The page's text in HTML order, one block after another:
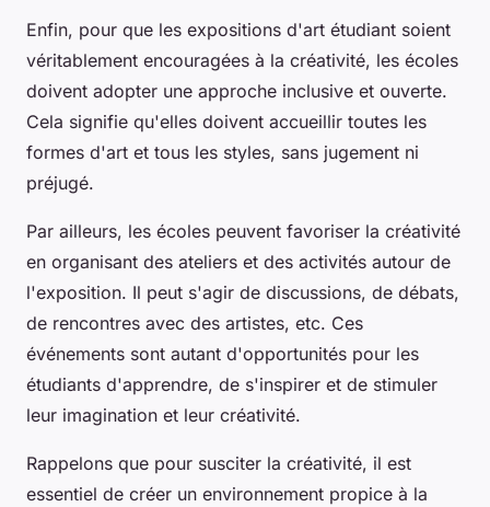
Enfin, pour que les expositions d'art étudiant soient
véritablement encouragées à la créativité, les écoles
doivent adopter une approche inclusive et ouverte.
Cela signifie qu'elles doivent accueillir toutes les
formes d'art et tous les styles, sans jugement ni
préjugé.
Par ailleurs, les écoles peuvent favoriser la créativité
en organisant des ateliers et des activités autour de
l'exposition. Il peut s'agir de discussions, de débats,
de rencontres avec des artistes, etc. Ces
événements sont autant d'opportunités pour les
étudiants d'apprendre, de s'inspirer et de stimuler
leur imagination et leur créativité.
Rappelons que pour susciter la créativité, il est
essentiel de créer un environnement propice à la